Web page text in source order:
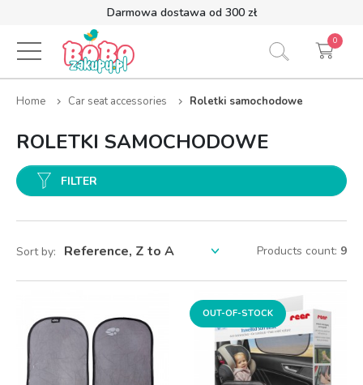
Darmowa dostawa od 300 zł
0
Home Car seat accessories Roletki samochodowe
ROLETKI SAMOCHODOWE
FILTER
Sort by: Products count: 9
OUT-OF-STOCK